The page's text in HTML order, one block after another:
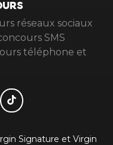
réseaux sociaux
SMS
téléphone et
Signature et Virgin